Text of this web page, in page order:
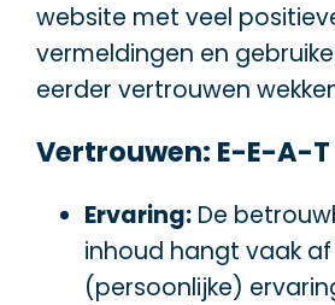
website met veel
vermeldingen en
eerder vertrouwen
Vertrouwen: E-E-A-T
Ervaring: De
inhoud hangt vaak
(persoonlijke)